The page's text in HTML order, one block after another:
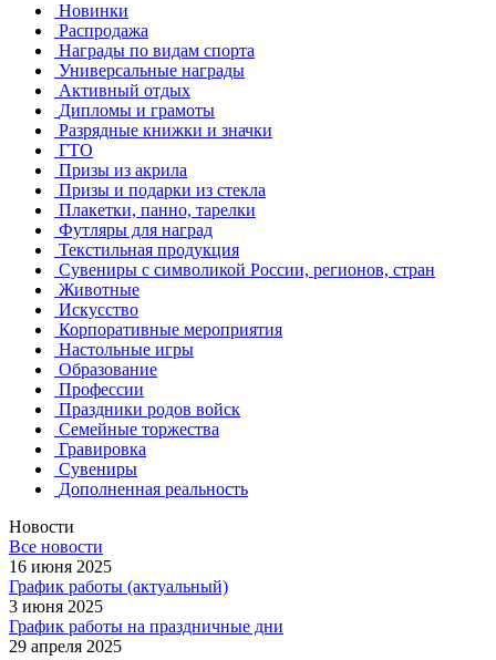
Новинки
Распродажа
Награды по видам спорта
Универсальные награды
Активный отдых
Дипломы и грамоты
Разрядные книжки и значки
ГТО
Призы из акрила
Призы и подарки из стекла
Плакетки, панно, тарелки
Футляры для наград
Текстильная продукция
Сувениры с символикой России, регионов, стран
Животные
Искусство
Корпоративные мероприятия
Настольные игры
Образование
Профессии
Праздники родов войск
Семейные торжества
Гравировка
Сувениры
Дополненная реальность
Новости
Все новости
16 июня 2025
График работы (актуальный)
3 июня 2025
График работы на праздничные дни
29 апреля 2025